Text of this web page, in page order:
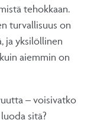
tehokkaan.
turvallisuus on
ja yksilöllinen
aiemmin on
– voisivatko
sitä?